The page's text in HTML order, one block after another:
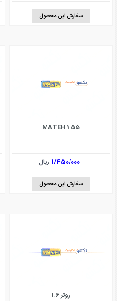
سفارش این محصول
MATEH 1.55
1/450/000 ریال
سفارش این محصول
روتر 1.6